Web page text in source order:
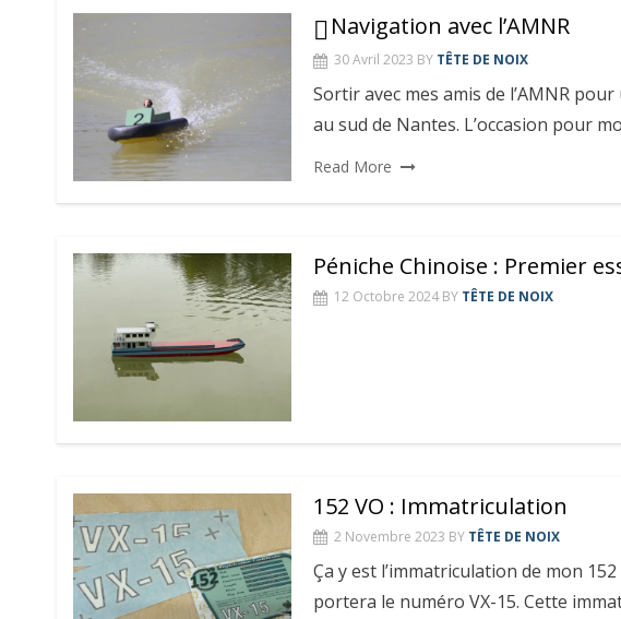
Navigation avec l’AMNR
30 Avril 2023 BY TÊTE DE NOIX
Sortir avec mes amis de l’AMNR
au sud de Nantes. L’occasion pour
Read More
Péniche Chinoise : Premier
12 Octobre 2024 BY TÊTE DE NOIX
152 VO : Immatriculation
2 Novembre 2023 BY TÊTE DE NOIX
Ça y est l’immatriculation de mon
portera le numéro VX-15. Cette